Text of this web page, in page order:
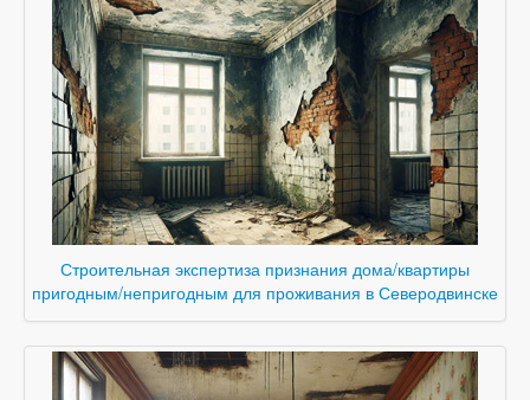
Строительная экспертиза признания дома/квартиры
пригодным/непригодным для проживания в Северодвинске